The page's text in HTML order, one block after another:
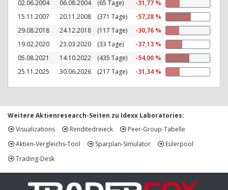
02.06.2004
06.08.2004 (65 Tage)
-31,77 %
15.11.2007
20.11.2008 (371 Tage)
-57,28 %
29.08.2018
24.12.2018 (117 Tage)
-30,76 %
19.02.2020
23.03.2020 (33 Tage)
-37,13 %
05.08.2021
14.10.2022 (435 Tage)
-54,00 %
25.11.2025
30.06.2026 (217 Tage) -31,34 %
Weitere Aktienresearch-Seiten zu Idexx Laboratories:
Visualizations
Renditedreieck
Peer-Group-Tabelle
Aktien-Vergleichs-Tool
Sparplan-Simulator
Eulerpool
Trading-Desk